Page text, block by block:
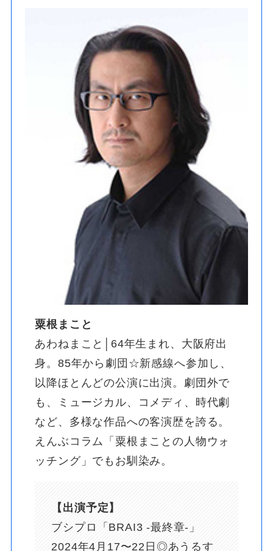
粟根まこと
あわねまこと│64年生まれ、大阪府出
身。85年から劇団☆新感線へ参加し、
以降ほとんどの公演に出演。劇団外で
も、ミュージカル、コメディ、時代劇
など、多様な作品への客演歴を誇る。
えんぶコラム「粟根まことの人物ウォ
ッチング」でもお馴染み。
【出演予定】
ブシプロ「BRAI3 -最終章-」
2024年4月17〜22日◎あうるす